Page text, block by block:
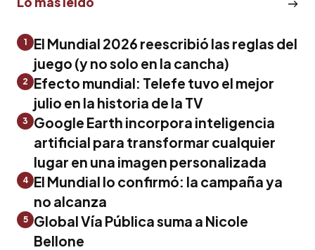
1
El Mundial 2026 reescribió las reglas del
juego (y no solo en la cancha)
2
Efecto mundial: Telefe tuvo el mejor
julio en la historia de la TV
3
Google Earth incorpora inteligencia
artificial para transformar cualquier
lugar en una imagen personalizada
4 El Mundial lo confirmó: la campaña ya
no alcanza
5
Global Vía Pública suma a Nicole
Bellone